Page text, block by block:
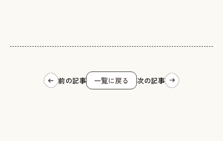
前の記事 一覧に戻る 次の記事